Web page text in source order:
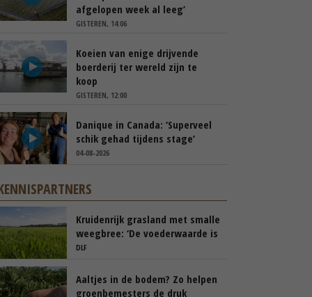
afgelopen week al leeg’
GISTEREN, 14:06
Koeien van enige drijvende
boerderij ter wereld zijn te
koop
GISTEREN, 12:00
Danique in Canada: ‘Superveel
schik gehad tijdens stage’
04-08-2026
Kruidenrijk grasland met smalle
weegbree: ‘De voederwaarde is
vergelijkbaar met Engels
DLF
Aaltjes in de bodem? Zo helpen
groenbemesters de druk